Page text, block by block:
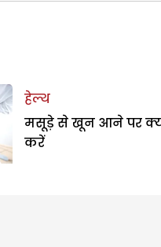
हेल्थ
मसूड़े से खून आने पर
करें